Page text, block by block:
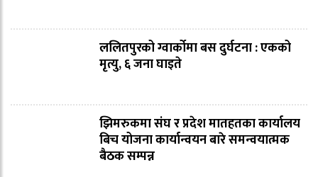
ललितपुरको ग्वार्कोमा बस दुर्घटना : एकको
मृत्यु, ६ जना घाइते
झिमरुकमा संघ र प्रदेश मातहतका कार्यालय
बिच योजना कार्यान्वयन बारे समन्वयात्मक
बैठक सम्पन्न